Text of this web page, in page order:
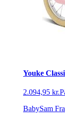
Youke
2.094,95 kr.
BabySam